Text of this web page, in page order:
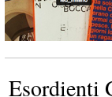
Esordienti